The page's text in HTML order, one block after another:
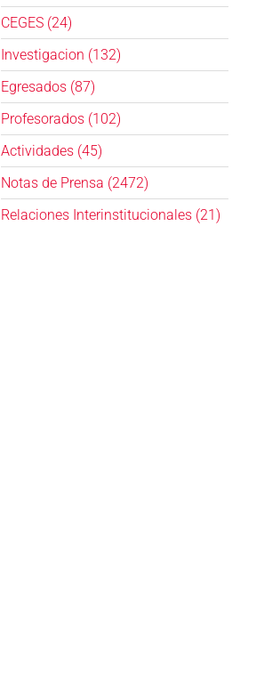
CEGES (24)
Investigacion (132)
Egresados (87)
Profesorados (102)
Actividades (45)
Notas de Prensa (2472)
Relaciones Interinstitucionales (21)